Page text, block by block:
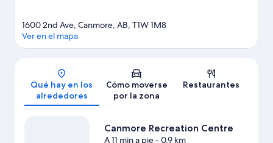
Mapa
1600 2nd Ave, Canmore, AB, T1W 1M8
Ver en el mapa
Qué hay en los
alrededores
Cómo moverse
por la zona
Restaurantes
Canmore Recreation Centre
A 11 min a pie- 0.9 km